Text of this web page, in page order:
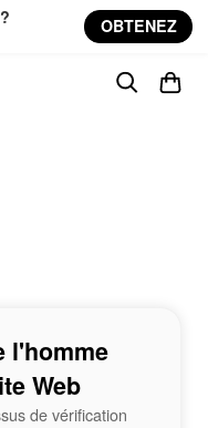
OBTENEZ
l'homme
Web
de vérification